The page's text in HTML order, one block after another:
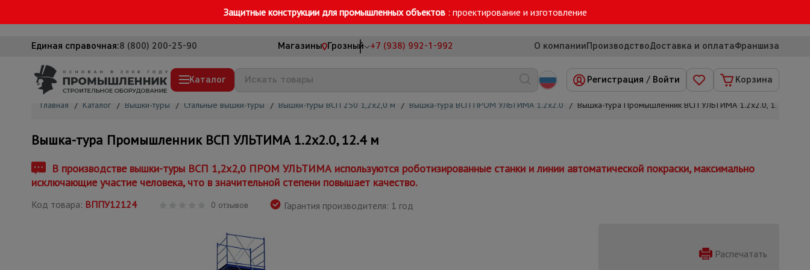
Защитные конструкции для промышленных объектов : проектирование и изготовление
Единая справочная:8 (800) 200-25-90 Магазины Грозный +7 (938) 992-1-992 О компанииПроизводствоДоставка и оплатаФраншиза
Каталог
Вышки-туры
Подмости строительные
Сетка, тенты, брезенты
Строительные подъемники
Мусоропровод строительный
Регистрация / Войти Корзина
Главная / Каталог / Вышки-туры / Стальные вышки-туры / Вышки-туры ВСП 250 1,2x2,0 м / Вышка-тура ВСП ПРОМ УЛЬТИМА 1.2х2.0 / Вышка-тура Промышленник ВСП УЛЬТИМА 1.2х2.0, 12.4 м
Вышка-тура Промышленник ВСП УЛЬТИМА 1.2х2.0, 12.4 м
В производстве вышки-туры ВСП 1,2x2,0 ПРОМ УЛЬТИМА используются роботизированные станки и линии автоматической покраски, максимально
исключающие участие человека, что в значительной степени повышает качество.
Код товара: ВППУ12124 0 отзывов Гарантия производителя: 1 год
Распечатать